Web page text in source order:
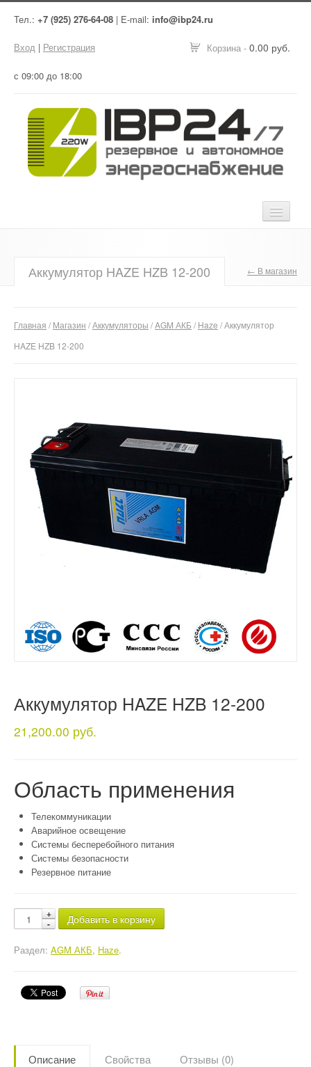
Тел.: +7 (925) 276-64-08 | E-mail: info@ibp24.ru
Корзина - 0.00 руб.
Вход | Регистрация
с 09:00 до 18:00
Оборудование
Аккумулятор HAZE HZB 12-200 ← В магазин
Главная /Магазин /Аккумуляторы /AGM АКБ /Haze / Аккумулятор
HAZE HZB 12-200
Аккумулятор HAZE HZB 12-200
21,200.00 руб.
Область применения
Телекоммуникации
Аварийное освещение
Системы бесперебойного питания
Системы безопасности
Резервное питание
Добавить в корзину
Раздел: AGM АКБ, Haze.
Описание Свойства Отзывы (0)